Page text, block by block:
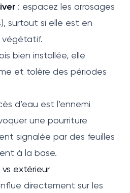
: espacez les arrosages
surtout si elle est en
végétatif.
bien installée, elle
et tolère des périodes
d’eau est l’ennemi
une pourriture
signalée par des feuilles
à la base.
extérieur
directement sur les